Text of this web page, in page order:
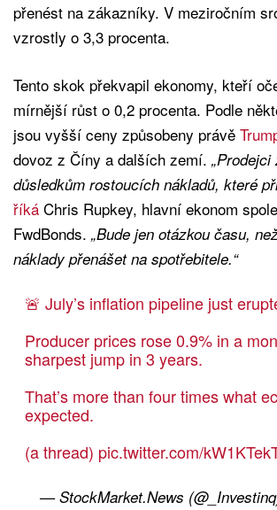
přenést na zákazníky. V meziročním
vzrostly o 3,3 procenta.
Tento skok překvapil ekonomy, kteří
mírnější růst o 0,2 procenta. Podle
jsou vyšší ceny způsobeny právě
dovoz z Číny a dalších zemí.
důsledkům rostoucích nákladů, které
říká Chris Rupkey, hlavní ekonom
FwdBonds. „Bude jen otázkou času,
náklady přenášet na spotřebitele.“
🚨 July’s inflation pipeline just
Producer prices rose 0.9% in a
sharpest jump in 3 years.
That’s more than four times what
expected.
(a thread) pic.twitter.com/
— StockMarket.News